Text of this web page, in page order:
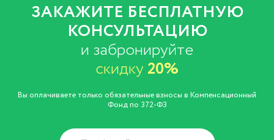
ЗАКАЖИТЕ БЕСПЛАТНУЮ
КОНСУЛЬТАЦИЮ
и забронируйте
скидку 20%
Вы оплачиваете только обязательные взносы в Компенсационный
Фонд по 372-ФЗ